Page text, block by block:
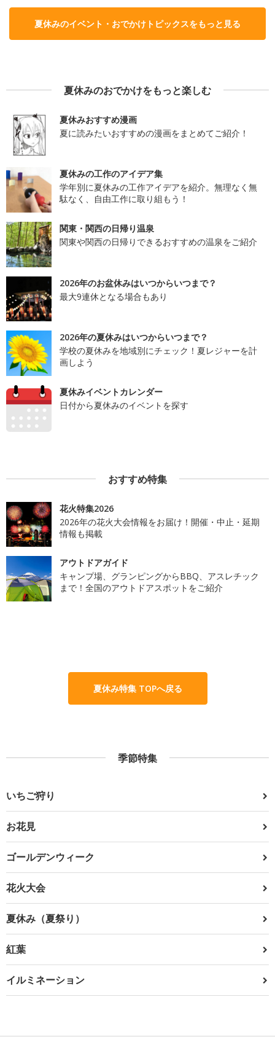
夏休みのイベント・おでかけトピックスをもっと見る
夏休みのおでかけをもっと楽しむ
夏休みおすすめ漫画
夏に読みたいおすすめの漫画をまとめてご紹介！
夏休みの工作のアイデア集
学年別に夏休みの工作アイデアを紹介。無理なく無
駄なく、自由工作に取り組もう！
関東・関西の日帰り温泉
関東や関西の日帰りできるおすすめの温泉をご紹介
2026年のお盆休みはいつからいつまで？
最大9連休となる場合もあり
2026年の夏休みはいつからいつまで？
学校の夏休みを地域別にチェック！夏レジャーを計
画しよう
夏休みイベントカレンダー
日付から夏休みのイベントを探す
おすすめ特集
花火特集2026
2026年の花火大会情報をお届け！開催・中止・延期
情報も掲載
アウトドアガイド
キャンプ場、グランピングからBBQ、アスレチック
まで！全国のアウトドアスポットをご紹介
夏休み特集 TOPへ戻る
季節特集
いちご狩り
お花見
ゴールデンウィーク
花火大会
夏休み（夏祭り）
紅葉
イルミネーション